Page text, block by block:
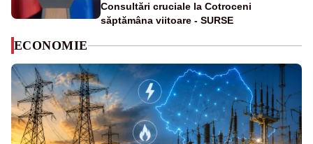
Consultări cruciale la Cotroceni
săptămâna viitoare - SURSE
ECONOMIE